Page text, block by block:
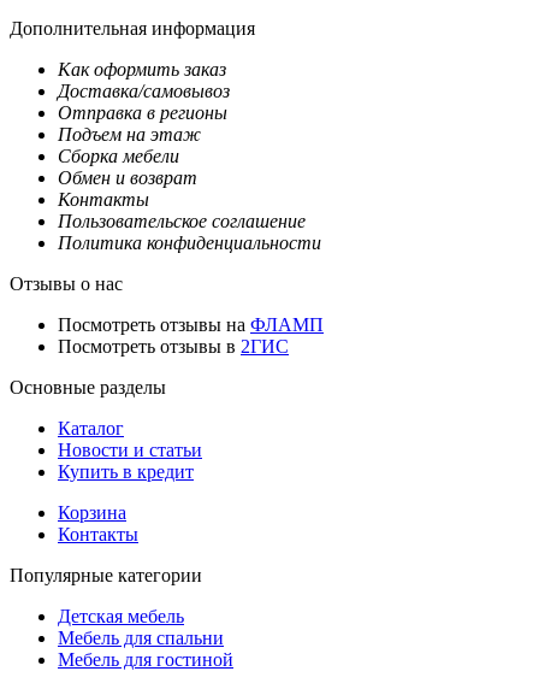
Дополнительная информация
Как оформить заказ
Доставка/самовывоз
Отправка в регионы
Подъем на этаж
Сборка мебели
Обмен и возврат
Контакты
Пользовательское соглашение
Политика конфиденциальности
Отзывы о нас
Посмотреть отзывы на ФЛАМП
Посмотреть отзывы в 2ГИС
Основные разделы
Каталог
Новости и статьи
Купить в кредит
Корзина
Контакты
Популярные категории
Детская мебель
Мебель для спальни
Мебель для гостиной